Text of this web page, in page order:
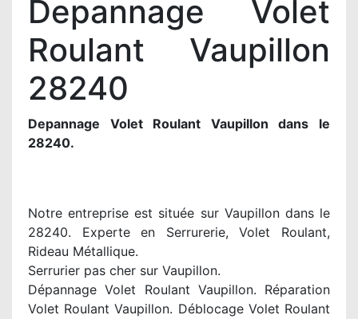
Depannage Volet
Roulant Vaupillon
28240
Depannage Volet Roulant Vaupillon dans le
28240.
Notre entreprise est située sur Vaupillon dans le
28240. Experte en Serrurerie, Volet Roulant,
Rideau Métallique.
Serrurier pas cher sur Vaupillon.
Dépannage Volet Roulant Vaupillon. Réparation
Volet Roulant Vaupillon. Déblocage Volet Roulant